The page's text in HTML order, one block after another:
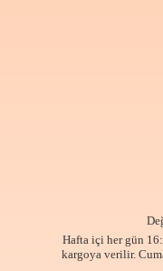
Hafta içi her gün
kargoya verilir.